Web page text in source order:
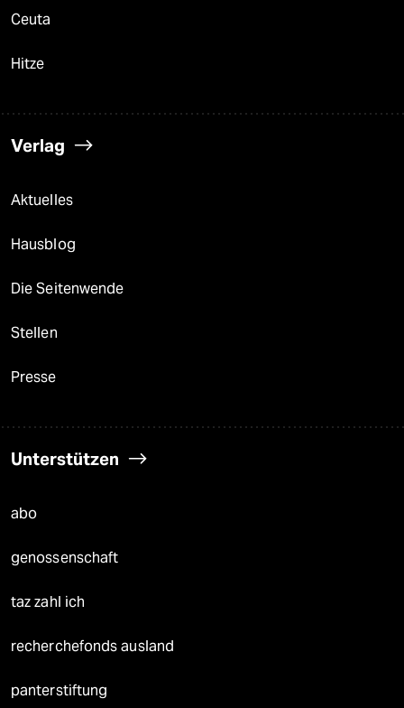
Ceuta
Hitze
Verlag
Aktuelles
Hausblog
Die Seitenwende
Stellen
Presse
Unterstützen
abo
genossenschaft
taz zahl ich
recherchefonds ausland
panterstiftung